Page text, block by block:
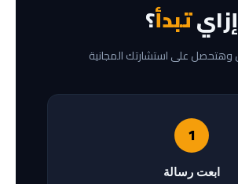
إزايتبدأ؟
1
ابعت رسالة